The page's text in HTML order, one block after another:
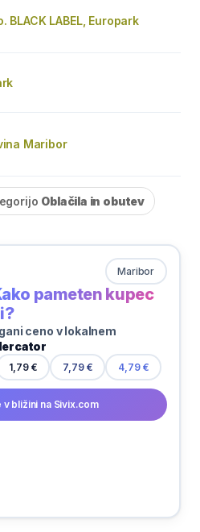
BLACK LABEL, Europark
Maribor
Oblačila in obutev
Maribor
pameten kupec
ceno v lokalnem
1,79 € 7,79 € 4,79 €
v bližini na Sivix.com